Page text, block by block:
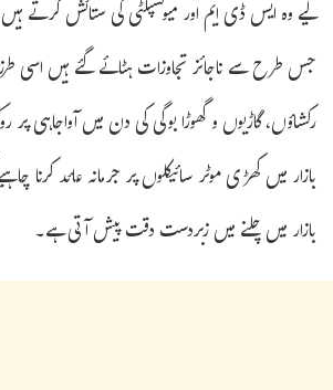
لیے وہ ایس ڈی ایم اور میونسپلٹی کی ستائش کرتے
جس طرح سے ناجائز تجاوزات ہٹائے گئے ہیں اسی
رکشاؤں، گاڑیوں و گھوڑا بوگی کی دن میں آواجاہی پر
بازار میں کھڑی موٹر سائیکلوں پر جرمانہ عائد کرنا
بازار میں چلنے میں زبردست دقت پیش آتی ہے۔